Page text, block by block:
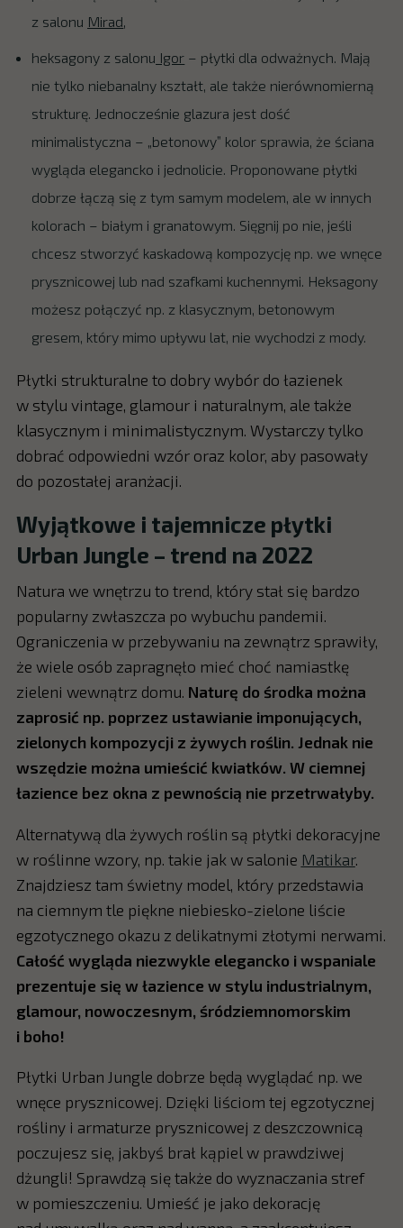
z salonu Mirad,
heksagony z salonu Igor – płytki dla odważnych. Mają
nie tylko niebanalny kształt, ale także nierównomierną
strukturę. Jednocześnie glazura jest dość
minimalistyczna – „betonowy” kolor sprawia, że ściana
wygląda elegancko i jednolicie. Proponowane płytki
dobrze łączą się z tym samym modelem, ale w innych
kolorach – białym i granatowym. Sięgnij po nie, jeśli
chcesz stworzyć kaskadową kompozycję np. we wnęce
prysznicowej lub nad szafkami kuchennymi. Heksagony
możesz połączyć np. z klasycznym, betonowym
gresem, który mimo upływu lat, nie wychodzi z mody.
Płytki strukturalne to dobry wybór do łazienek
w stylu vintage, glamour i naturalnym, ale także
klasycznym i minimalistycznym. Wystarczy tylko
dobrać odpowiedni wzór oraz kolor, aby pasowały
do pozostałej aranżacji.
Wyjątkowe i tajemnicze płytki
Urban Jungle – trend na 2022
Natura we wnętrzu to trend, który stał się bardzo
popularny zwłaszcza po wybuchu pandemii.
Ograniczenia w przebywaniu na zewnątrz sprawiły,
że wiele osób zapragnęło mieć choć namiastkę
zieleni wewnątrz domu. Naturę do środka można
zaprosić np. poprzez ustawianie imponujących,
zielonych kompozycji z żywych roślin. Jednak nie
wszędzie można umieścić kwiatków. W ciemnej
łazience bez okna z pewnością nie przetrwałyby.
Alternatywą dla żywych roślin są płytki dekoracyjne
w roślinne wzory, np. takie jak w salonie Matikar.
Znajdziesz tam świetny model, który przedstawia
na ciemnym tle piękne niebiesko-zielone liście
egzotycznego okazu z delikatnymi złotymi nerwami.
Całość wygląda niezwykle elegancko i wspaniale
prezentuje się w łazience w stylu industrialnym,
glamour, nowoczesnym, śródziemnomorskim
i boho!
Płytki Urban Jungle dobrze będą wyglądać np. we
wnęce prysznicowej. Dzięki liściom tej egzotycznej
rośliny i armaturze prysznicowej z deszczownicą
poczujesz się, jakbyś brał kąpiel w prawdziwej
dżungli! Sprawdzą się także do wyznaczania stref
w pomieszczeniu. Umieść je jako dekorację